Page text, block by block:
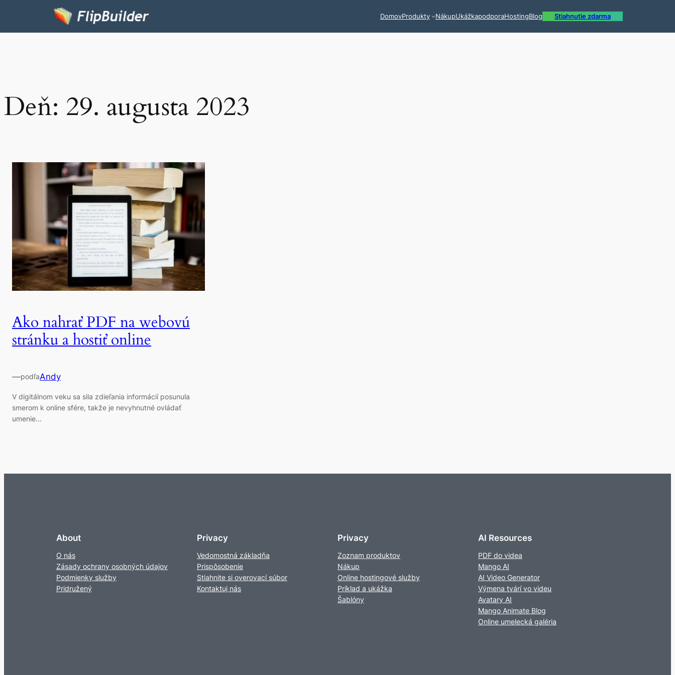
DomovProdukty NákupUkážkapodporaHostingBlog Stiahnutie zdarma
Deň: 29. augusta 2023
Ako nahrať PDF na webovú
stránku a hostiť online
—podľaAndy
V digitálnom veku sa sila zdieľania informácií posunula
smerom k online sfére, takže je nevyhnutné ovládať
umenie...
About
O nás
Zásady ochrany osobných údajov
Podmienky služby
Pridružený
Privacy
Vedomostná základňa
Prispôsobenie
Stiahnite si overovací súbor
Kontaktuj nás
Privacy
Zoznam produktov
Nákup
Online hostingové služby
Príklad a ukážka
Šablóny
AI Resources
PDF do videa
Mango AI
AI Video Generator
Výmena tvárí vo videu
Avatary AI
Mango Animate Blog
Online umelecká galéria